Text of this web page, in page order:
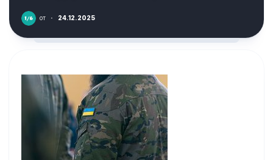
от · 24.12.2025